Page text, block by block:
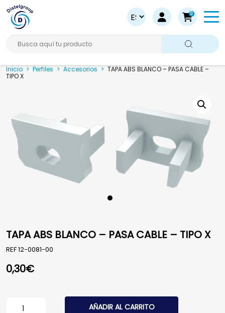
0
Busca aquí tu producto
Inicio > Perfiles > Accesorios > TAPA ABS BLANCO – PASA CABLE –
TIPO X
TAPA ABS BLANCO – PASA CABLE – TIPO X
REF12-0081-00
0,30€
TAPA ABS BLANCO - PASA CABLE - TIPO X cantidad
AÑADIR AL CARRITO